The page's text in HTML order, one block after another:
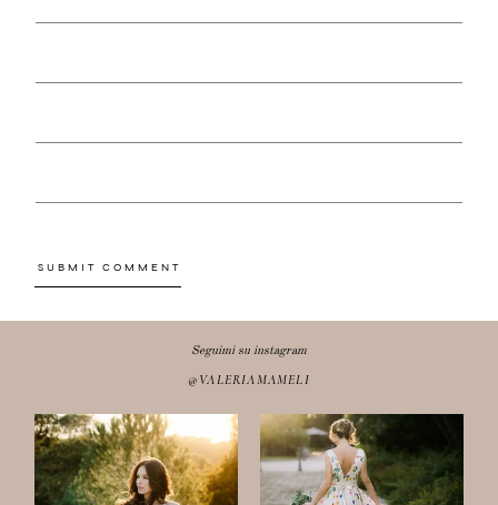
Seguimi su instagram
@VALERIAMAMELI